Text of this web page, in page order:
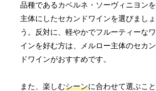
品種であるカベルネ・ソーヴィニヨンを
主体にしたセカンドワインを選びましょ
う。反対に、軽やかでフルーティーなワ
インを好む方は、メルロー主体のセカン
ドワインがおすすめです。
また、楽しむシーンに合わせて選ぶこと